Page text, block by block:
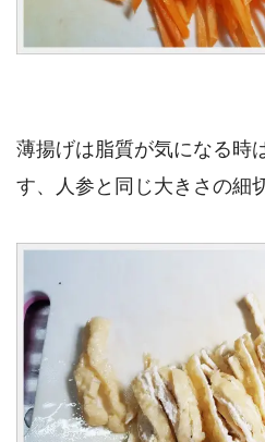
薄揚げは脂質が気になる時
す、人参と同じ大きさの細